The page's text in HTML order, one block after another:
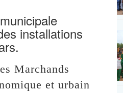
installations
Marchands
et urbain